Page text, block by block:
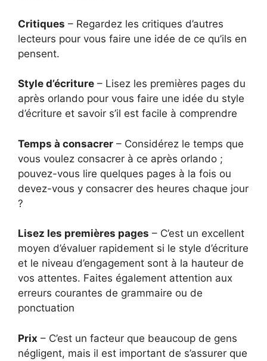
Critiques – Regardez les critiques d’autres
lecteurs pour vous faire une idée de ce qu’ils en
pensent.
Style d’écriture – Lisez les premières pages du
après orlando pour vous faire une idée du style
d’écriture et savoir s’il est facile à comprendre
Temps à consacrer – Considérez le temps que
vous voulez consacrer à ce après orlando ;
pouvez-vous lire quelques pages à la fois ou
devez-vous y consacrer des heures chaque jour
?
Lisez les premières pages – C’est un excellent
moyen d’évaluer rapidement si le style d’écriture
et le niveau d’engagement sont à la hauteur de
vos attentes. Faites également attention aux
erreurs courantes de grammaire ou de
ponctuation
Prix – C’est un facteur que beaucoup de gens
négligent, mais il est important de s’assurer que